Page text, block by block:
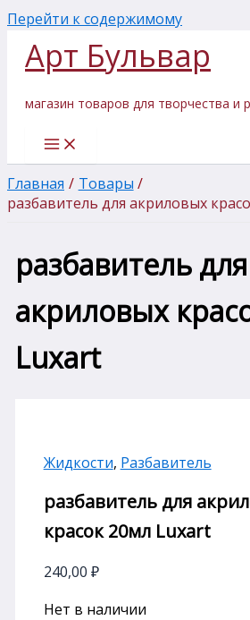
Перейти к содержимому
Арт Бульвар
магазин товаров для творчества и
Главная
Товары
разбавитель для акриловых
разбавитель для
акриловых
Luxart
Жидкости, Разбавитель
разбавитель для
красок 20мл Luxart
240,00 ₽
Нет в наличии